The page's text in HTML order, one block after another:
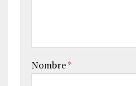
Nombre*